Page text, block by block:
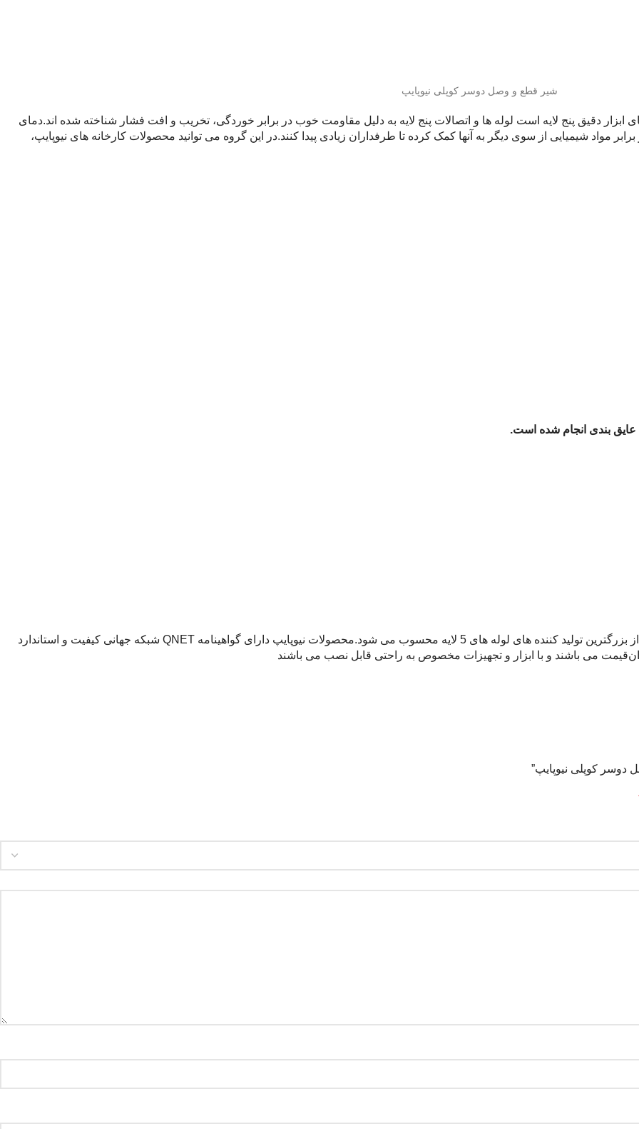
شیر قطع و وصل دوسر کوپلی نیوپایپ
دقیق پنج لایه است لوله ها و اتصالات پنج لایه به دلیل مقاومت خوب در برابر خوردگی، تخریب و افت فشار شناخته شده اند.دمای
مواد شیمیایی از سوی دیگر به آنها کمک کرده تا طرفداران زیادی پیدا کنند.در این گروه می توانید محصولات کارخانه های نیوپایپ،
بندی انجام شده است.
نیوپایپ با بیش از دو دهه فعالیت در زمینه لوله و اتصالات فلزی امروز از بزرگترین تولید کننده های لوله های 5 لایه محسوب می شود.محصولات نیوپایپ دارای گواهینامه QNET شبکه جهانی کیفیت و استاندارد
دوسر کوپلی نیوپایپ”